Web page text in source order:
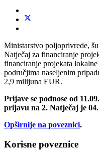
Ministarstvo poljoprivrede,
Natječaj za financiranje
financiranje projekata
područjima naseljenim
2,9 milijuna EUR.
Prijave se podnose od
prijavu na 2. Natječaj je
Opširnije na poveznici.
Korisne poveznice